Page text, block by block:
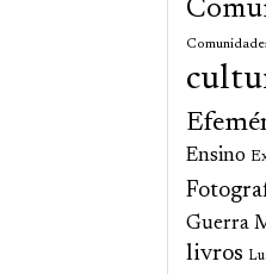
Ensino
Guerra
livros